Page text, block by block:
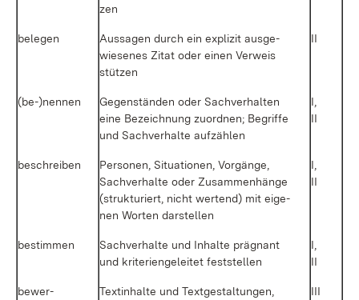
zen
be­le­gen
Aus­sa­gen durch ein ex­pli­zit aus­ge­
wie­se­nes Zi­tat oder ei­nen Ver­weis
stüt­zen
II
(be-)nen­nen
Ge­gen­stän­den oder Sach­ver­hal­ten
ei­ne Be­zeich­nung zu­ord­nen; Be­grif­fe
und Sach­ver­hal­te auf­zäh­len
I,
II
be­schrei­ben
Per­so­nen, Si­tua­tio­nen, Vor­gän­ge,
Sach­ver­hal­te oder Zu­sam­men­hän­ge
(struk­tu­riert, nicht wer­tend) mit ei­ge­
nen Wor­ten dar­stel­len
I,
II
be­stim­men
Sach­ver­hal­te und In­hal­te prä­gnant
und kri­te­ri­en­ge­lei­tet fest­stel­len
I,
II
be­wer­
Textin­hal­te und Text­ge­stal­tun­gen,
III